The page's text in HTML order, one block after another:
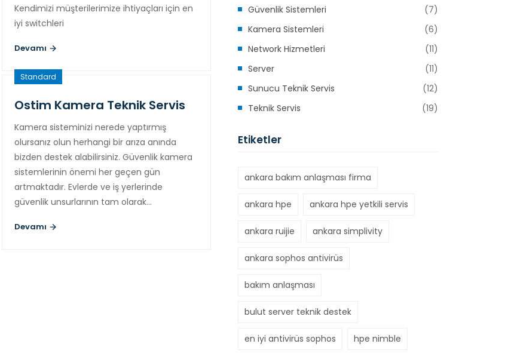
Kendimizi müşterilerimize ihtiyaçları için en
iyi switchleri
Devamı
Standard
Ostim Kamera Teknik Servis
Kamera sisteminizi nerede yaptırmış
olursanız olun herhangi bir arıza anında
bizden destek alabilirsiniz. Güvenlik kamera
sistemlerinin önemi her geçen gün
artmaktadır. Evlerde ve iş yerlerinde
güvenlik unsurlarının tam olarak…
Devamı
Güvenlik Sistemleri
(7)
Kamera Sistemleri
(6)
Network Hizmetleri
(11)
Server
(11)
Sunucu Teknik Servis
(12)
Teknik Servis
(19)
Etiketler
ankara bakım anlaşması firma
ankara hpe ankara hpe yetkili servis
ankara ruijie ankara simplivity
ankara sophos antivirüs
bakım anlaşması
bulut server teknik destek
en iyi antivirüs sophos hpe nimble